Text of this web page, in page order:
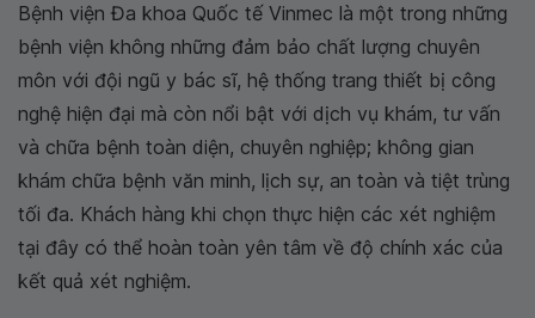
Bệnh viện Đa khoa Quốc tế Vinmec là một trong những
bệnh viện không những đảm bảo chất lượng chuyên
môn với đội ngũ y bác sĩ, hệ thống trang thiết bị công
nghệ hiện đại mà còn nổi bật với dịch vụ khám, tư vấn
và chữa bệnh toàn diện, chuyên nghiệp; không gian
khám chữa bệnh văn minh, lịch sự, an toàn và tiệt trùng
tối đa. Khách hàng khi chọn thực hiện các xét nghiệm
tại đây có thể hoàn toàn yên tâm về độ chính xác của
kết quả xét nghiệm.